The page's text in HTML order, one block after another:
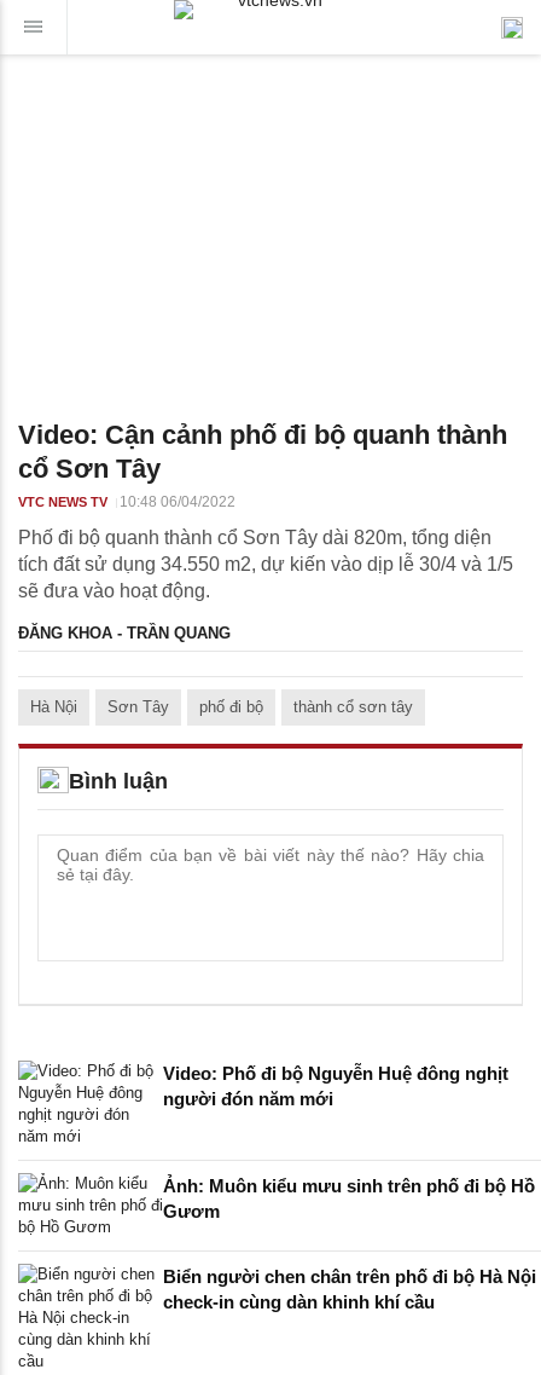
Video: Cận cảnh phố đi bộ quanh thành
cổ Sơn Tây
VTC NEWS TV 10:48 06/04/2022
Phố đi bộ quanh thành cổ Sơn Tây dài 820m, tổng diện
tích đất sử dụng 34.550 m2, dự kiến vào dịp lễ 30/4 và 1/5
sẽ đưa vào hoạt động.
ĐĂNG KHOA - TRẦN QUANG
Hà Nội Sơn Tây phố đi bộ thành cổ sơn tây
Bình luận
Video: Phố đi bộ Nguyễn Huệ đông nghịt
người đón năm mới
Ảnh: Muôn kiểu mưu sinh trên phố đi bộ Hồ
Gươm
Biển người chen chân trên phố đi bộ Hà Nội
check-in cùng dàn khinh khí cầu